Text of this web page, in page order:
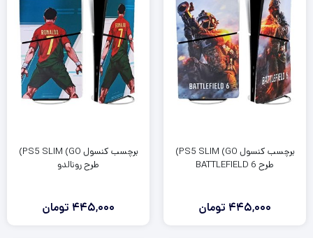
برچسب کنسول PS5 SLIM (GO)
طرح BATTLEFIELD 6
445,000 تومان
برچسب کنسول PS5 SLIM (GO)
طرح رونالدو
445,000 تومان